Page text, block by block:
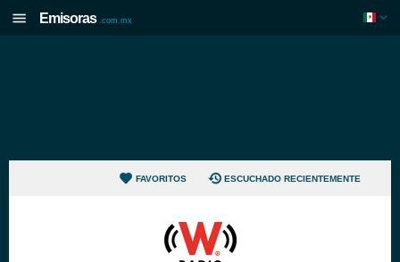
Emisoras .com.mx
FAVORITOS ESCUCHADO RECIENTEMENTE